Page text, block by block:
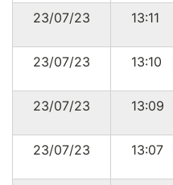
23/07/23 13:11
23/07/23
13:10
23/07/23
13:09
23/07/23
13:07